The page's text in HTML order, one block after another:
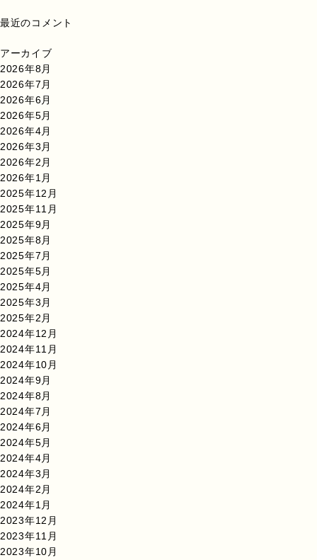
最近のコメント
アーカイブ
2026年8月
2026年7月
2026年6月
2026年5月
2026年4月
2026年3月
2026年2月
2026年1月
2025年12月
2025年11月
2025年9月
2025年8月
2025年7月
2025年5月
2025年4月
2025年3月
2025年2月
2024年12月
2024年11月
2024年10月
2024年9月
2024年8月
2024年7月
2024年6月
2024年5月
2024年4月
2024年3月
2024年2月
2024年1月
2023年12月
2023年11月
2023年10月